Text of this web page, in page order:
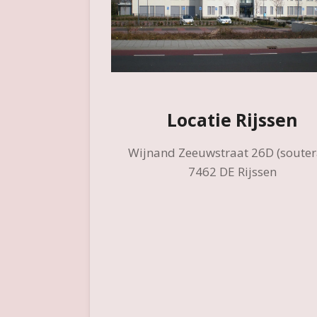
Locatie Rijssen
Wijnand Zeeuwstraat 26D
7462 DE Rijssen